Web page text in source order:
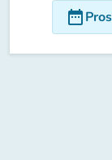
date_range